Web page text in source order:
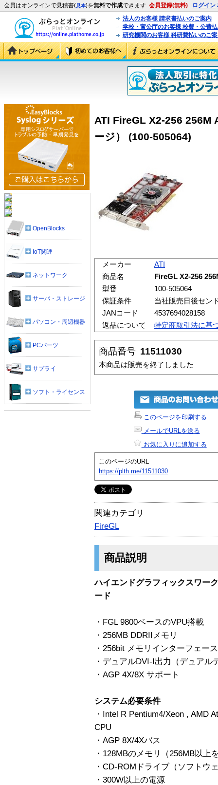
会員はオンラインで見積書(見本)を無料で作成できます 会員登録(無料) ログイン
法人のお客様 請求書払いのご案内
学校・官公庁のお客様 校費・公費
研究機関のお客様 科研費払いのご
ATI FireGL X2-256 256M
ージ） (100-505064)
メーカー
ATI
商品名
FireGL X2-256
型番
100-505064
保証条件
当社販売日後セン
JANコード
4537694028158
返品について
特定商取引法に基
商品番号 11511030
本商品は販売を終了しました
このページを印刷する
メールでURLを送る
お気に入りに追加する
このページのURL
https://plth.me/11511030
関連カテゴリ
FireGL
商品説明
ハイエンドグラフィックスワー
ード
・FGL 9800ベースのVPU搭載
・256MB DDRIIメモリ
・256bit メモリインターフェース
・デュアルDVI-I出力（デュアル
・AGP 4X/8X サポート
システム必要条件
・Intel R Pentium4/Xeon , AMD
CPU
・AGP 8X/4Xバス
・128MBのメモリ（256MB以上
・CD-ROMドライブ（ソフトウ
・300W以上の電源
OpenBlocks
IoT関連
ネットワーク
サーバ・ストレージ
パソコン・周辺機器
PCパーツ
サプライ
ソフト・ライセンス